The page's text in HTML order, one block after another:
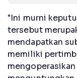
"Ini murni
tersebut
mendapatkan
memiliki